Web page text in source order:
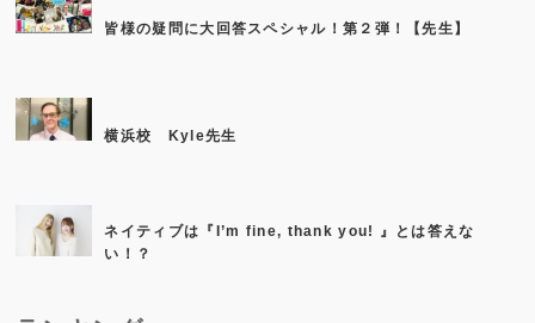
皆様の疑問に大回答スペシャル！第２弾！【先生】
横浜校 Kyle先生
ネイティブは『I’m fine, thank you! 』とは答えな
い！？